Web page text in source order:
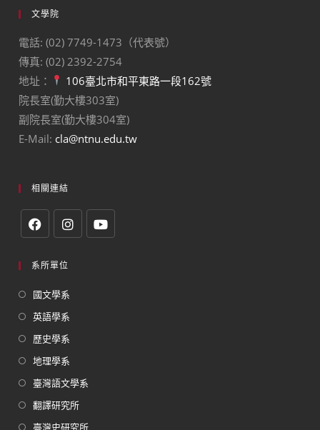
文學院
電話: (02) 7749-1473（代表號）
傳真: (02) 2392-2754
地址：
106臺北市和平東路一段162號
院長室(勤大樓303室)
副院長室(勤大樓304室)
E-Mail: cla@ntnu.edu.tw
相關連結
系所單位
國文學系
英語學系
歷史學系
地理學系
臺灣語文學系
翻譯研究所
臺灣史研究所